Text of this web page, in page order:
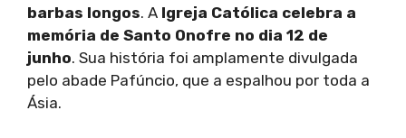
barbas longos. A Igreja Católica celebra a
memória de Santo Onofre no dia 12 de
junho. Sua história foi amplamente divulgada
pelo abade Pafúncio, que a espalhou por toda a
Ásia.